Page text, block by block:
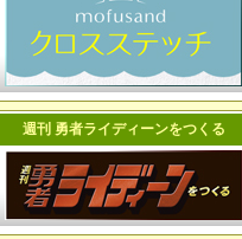
週刊 勇者ライディーンをつくる